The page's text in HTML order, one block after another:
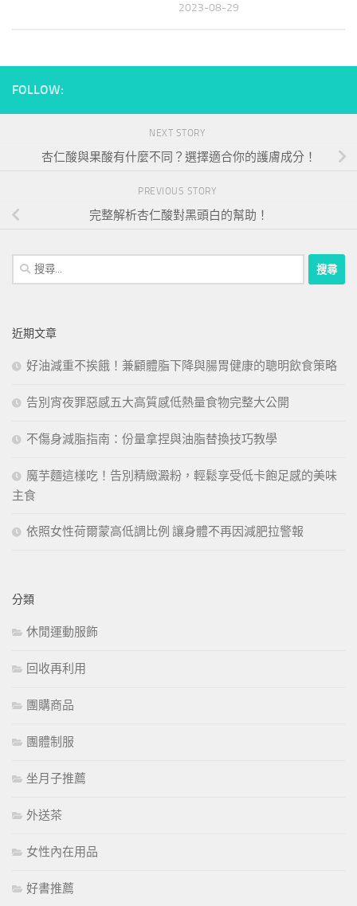
2023-08-29
FOLLOW:
NEXT STORY
杏仁酸與果酸有什麼不同？選擇適合你的護膚成分！
PREVIOUS STORY
完整解析杏仁酸對黑頭白的幫助！
搜
尋
字:
近期文章
好油減重不挨餓！兼顧體脂下降與腸胃健康的聰明飲食策略
告別宵夜罪惡感五大高質感低熱量食物完整大公開
不傷身減脂指南：份量拿捏與油脂替換技巧教學
魔芋麵這樣吃！告別精緻澱粉，輕鬆享受低卡飽足感的美味
主食
依照女性荷爾蒙高低調比例 讓身體不再因減肥拉警報
分類
休閒運動服飾
回收再利用
團購商品
團體制服
坐月子推薦
外送茶
女性內在用品
好書推薦